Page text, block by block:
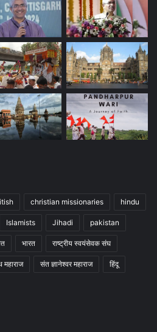
christian missionaries hindu
Islamists Jihadi pakistan
भारत राष्ट्रीय स्वयंसेवक संघ
संत ज्ञानेश्वर महाराज हिंदू